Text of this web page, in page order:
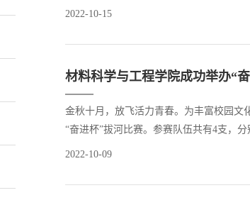
大学的保研政策做出解读，同时分享各自
2022-10-15
材料科学与工程学院成功举办“
金秋十月，放飞活力青春。为丰富校园文
“奋进杯”拔河比赛。参赛队伍共有4支，
队。比赛哨声响起，参赛队员们紧握长绳
2022-10-09